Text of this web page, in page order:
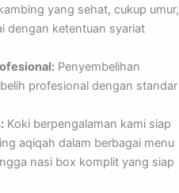
yang sehat, cukup umur,
dengan ketentuan syariat
Penyembelihan
profesional dengan standar
Koki berpengalaman kami siap
aqiqah dalam berbagai menu
nasi box komplit yang siap